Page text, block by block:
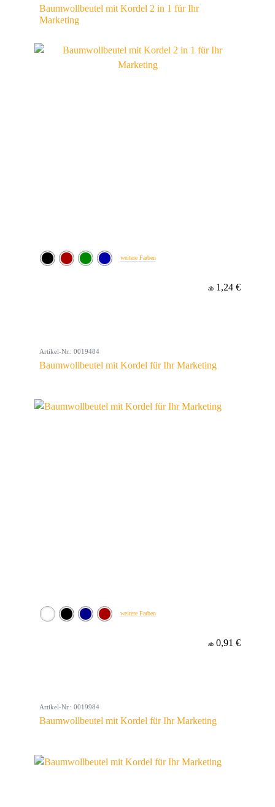
Baumwollbeutel mit Kordel 2 in 1 für Ihr
Marketing
weitere Farben
ab 1,24 €
Artikel-Nr.: 0019484
Baumwollbeutel mit Kordel für Ihr Marketing
weitere Farben
ab 0,91 €
Artikel-Nr.: 0019984
Baumwollbeutel mit Kordel für Ihr Marketing